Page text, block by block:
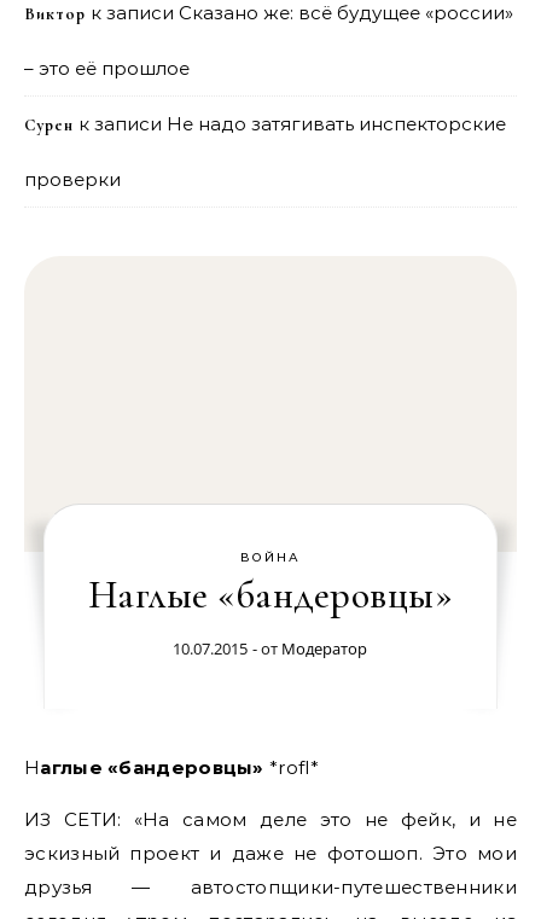
Виктор к записи Сказано же: всё будущее «россии»
– это её прошлое
Сурен к записи Не надо затягивать инспекторские
проверки
ВОЙНА
Наглые «бандеровцы»
10.07.2015 - от Модератор
Наглые «бандеровцы» *rofl*
ИЗ СЕТИ: «На самом деле это не фейк, и не
эскизный проект и даже не фотошоп. Это мои
друзья — автостопщики-путешественники